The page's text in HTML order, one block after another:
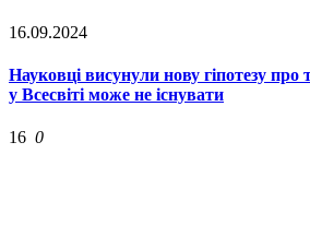
16.09.2024
Науковці висунули нову гіпотезу про
у Всесвіті може не існувати
16 0